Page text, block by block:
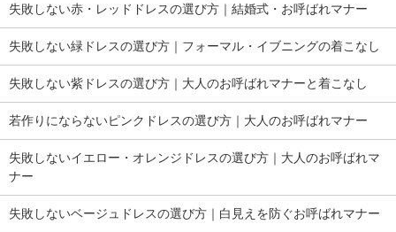
失敗しない赤・レッドドレスの選び方｜結婚式・お呼ばれマナー
失敗しない緑ドレスの選び方｜フォーマル・イブニングの着こなし
失敗しない紫ドレスの選び方｜大人のお呼ばれマナーと着こなし
若作りにならないピンクドレスの選び方｜大人のお呼ばれマナー
失敗しないイエロー・オレンジドレスの選び方｜大人のお呼ばれマ
ナー
失敗しないベージュドレスの選び方｜白見えを防ぐお呼ばれマナー